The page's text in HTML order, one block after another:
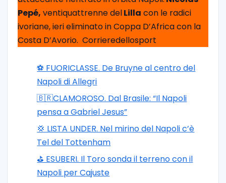
Pepé, ventiquattrenne delLilla con le radici
ivoriane, ieri eliminato in Coppa D’Africa con la
Costa D’Avorio. Corrieredellosport
⚽️ FUORICLASSE. De Bruyne al centro del
Napoli di Allegri
🇧🇷CLAMOROSO. Dal Brasile: “Il Napoli
pensa a Gabriel Jesus”
💢 LISTA UNDER. Nel mirino del Napoli c’è
Tel del Tottenham
⛳ ESUBERI. Il Toro sonda il terreno con il
Napoli per Cajuste